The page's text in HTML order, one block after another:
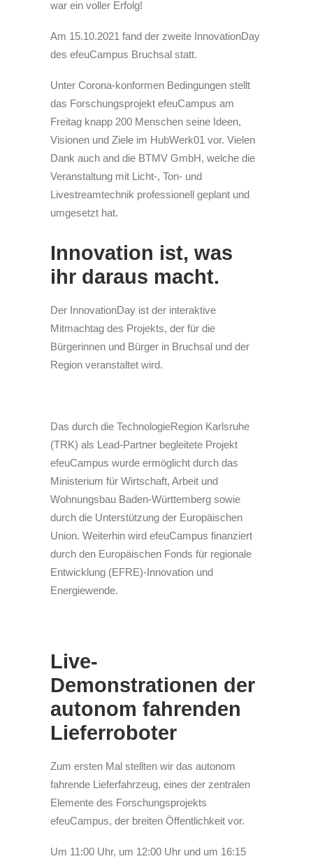
war ein voller Erfolg!
Am 15.10.2021 fand der zweite InnovationDay
des efeuCampus Bruchsal statt.
Unter Corona-konformen Bedingungen stellt
das Forschungsprojekt efeuCampus am
Freitag knapp 200 Menschen seine Ideen,
Visionen und Ziele im HubWerk01 vor. Vielen
Dank auch and die BTMV GmbH, welche die
Veranstaltung mit Licht-, Ton- und
Livestreamtechnik professionell geplant und
umgesetzt hat.
Innovation ist, was
ihr daraus macht.
Der InnovationDay ist der interaktive
Mitmachtag des Projekts, der für die
Bürgerinnen und Bürger in Bruchsal und der
Region veranstaltet wird.
Das durch die TechnologieRegion Karlsruhe
(TRK) als Lead-Partner begleitete Projekt
efeuCampus wurde ermöglicht durch das
Ministerium für Wirtschaft, Arbeit und
Wohnungsbau Baden-Württemberg sowie
durch die Unterstützung der Europäischen
Union. Weiterhin wird efeuCampus finanziert
durch den Europäischen Fonds für regionale
Entwicklung (EFRE)-Innovation und
Energiewende.
Live-
Demonstrationen der
autonom fahrenden
Lieferroboter
Zum ersten Mal stellten wir das autonom
fahrende Lieferfahrzeug, eines der zentralen
Elemente des Forschungsprojekts
efeuCampus, der breiten Öffentlichkeit vor.
Um 11:00 Uhr, um 12:00 Uhr und um 16:15